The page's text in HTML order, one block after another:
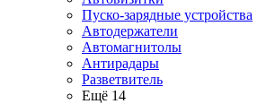
Пуско-зарядные устройства
Автодержатели
Автомагнитолы
Антирадары
Разветвитель
Ещё 14